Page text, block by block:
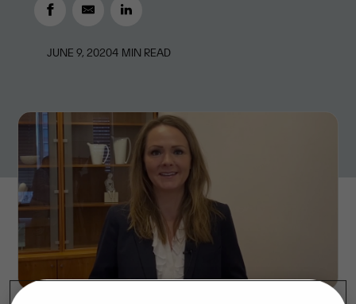
JUNE 9, 20204 MIN READ